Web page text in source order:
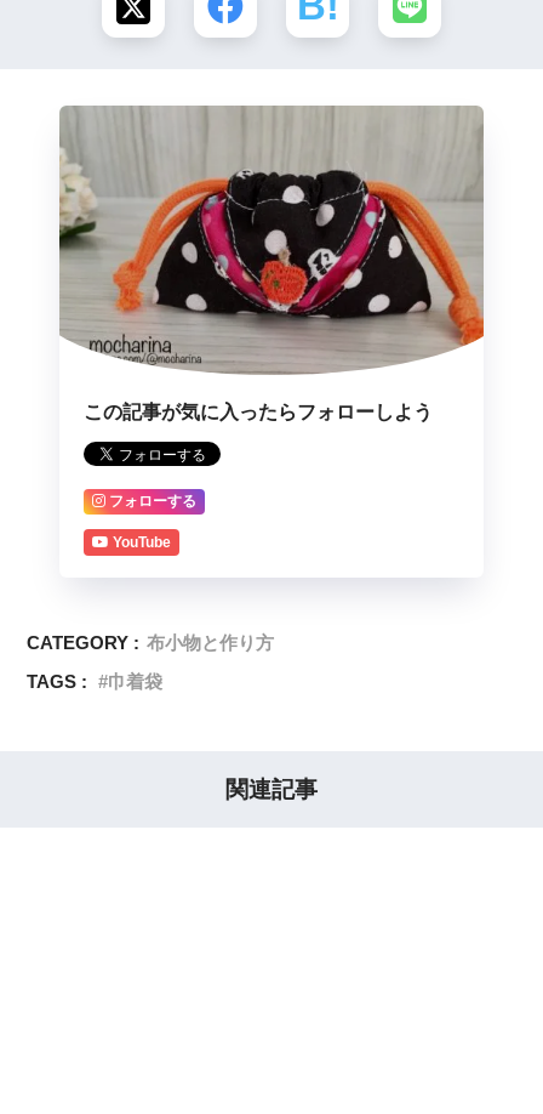
この記事が気に入ったらフォローしよう
フォローする
YouTube
CATEGORY : 布小物と作り方
TAGS :
巾着袋
関連記事